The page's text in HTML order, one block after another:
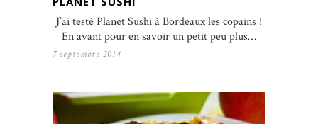
J’ai testé Planet Sushi à Bordeaux les copains !
En avant pour en savoir un petit peu plus…
7 septembre 2014